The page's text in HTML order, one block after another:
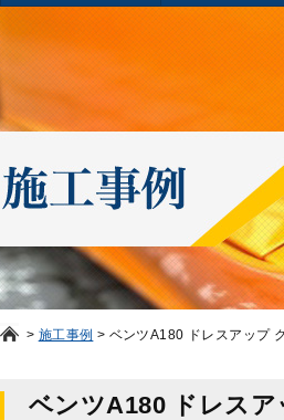
> 施工事例 > ベンツA180 ドレスアップ
ベンツA180 ドレスア